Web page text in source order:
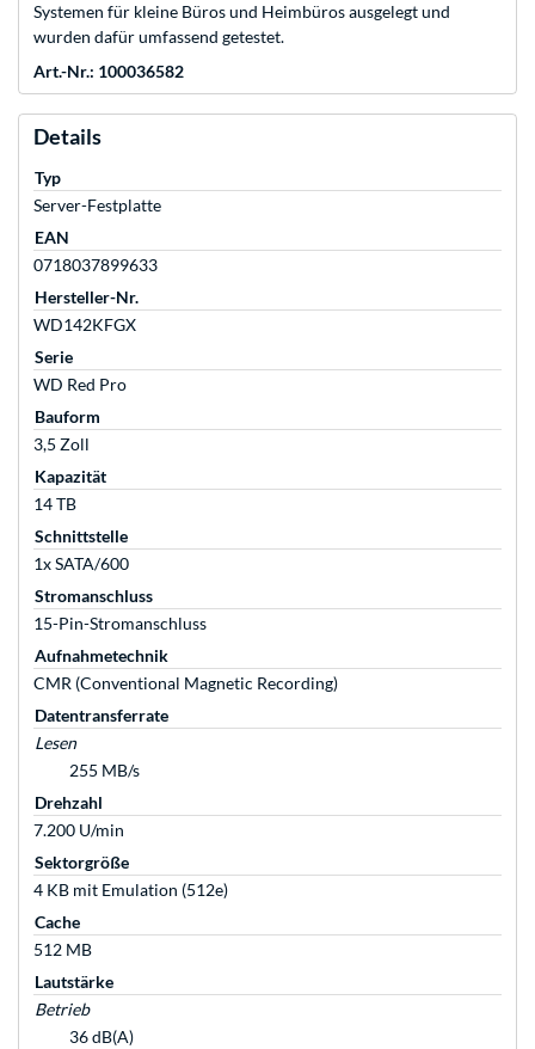
Systemen für kleine Büros und Heimbüros ausgelegt und
wurden dafür umfassend getestet.
Art.-Nr.: 100036582
Details
Typ
Server-Festplatte
EAN
0718037899633
Hersteller-Nr.
WD142KFGX
Serie
WD Red Pro
Bauform
3,5 Zoll
Kapazität
14 TB
Schnittstelle
1x SATA/600
Stromanschluss
15-Pin-Stromanschluss
Aufnahmetechnik
CMR (Conventional Magnetic Recording)
Datentransferrate
Lesen
255 MB/s
Drehzahl
7.200 U/min
Sektorgröße
4 KB mit Emulation (512e)
Cache
512 MB
Lautstärke
Betrieb
36 dB(A)